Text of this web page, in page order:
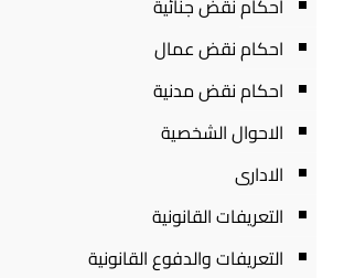
احكام نقض جنائية
احكام نقض عمال
احكام نقض مدنية
الاحوال الشخصية
الادارى
التعريفات القانونية
التعريفات والدفوع القانونية